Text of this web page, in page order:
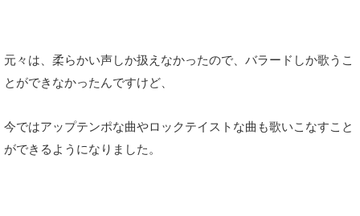
元々は、柔らかい声しか扱えなかったので、バラードしか歌うこ
とができなかったんですけど、
今ではアップテンポな曲やロックテイストな曲も歌いこなすこと
ができるようになりました。